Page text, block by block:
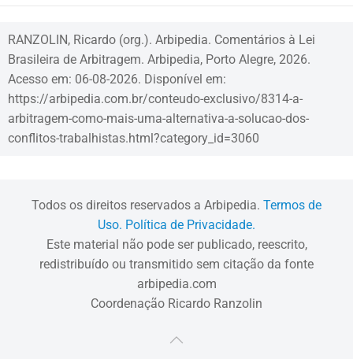
Brasileira de Arbitragem. Arbipedia, Porto Alegre, 2026.
Acesso em: 06-08-2026. Disponível em:
https://arbipedia.com.br/conteudo-exclusivo/8314-a-
arbitragem-como-mais-uma-alternativa-a-solucao-dos-
conflitos-trabalhistas.html?category_id=3060
Todos os direitos reservados a Arbipedia. Termos de
Uso. Política de Privacidade.
Este material não pode ser publicado, reescrito,
redistribuído ou transmitido sem citação da fonte
arbipedia.com
Coordenação Ricardo Ranzolin